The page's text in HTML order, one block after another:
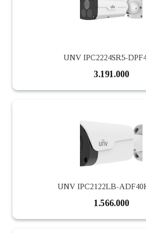
UNV IPC2224SR5-
3.191.000
UNV IPC2122LB-
1.566.000